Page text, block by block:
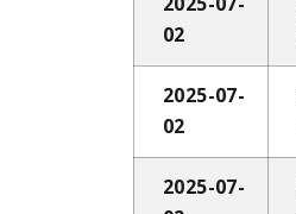
2025-07-
02
2025-07-
02
2025-07-